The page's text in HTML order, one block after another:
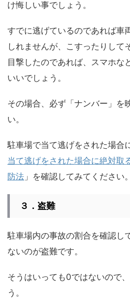
け悔しい事でしょう。
すでに逃げているのであれば車
しれませんが、こすったりして
目撃したのであれば、スマホな
いいでしょう。
その場合、必ず「ナンバー」を
い。
駐車場で当て逃げをされた場合
当て逃げをされた場合に絶対取
防法 」を確認してみてください。
３．盗難
駐車場内の事故の割合を確認し
ないのが盗難です。
そうはいっても0ではないので
う。